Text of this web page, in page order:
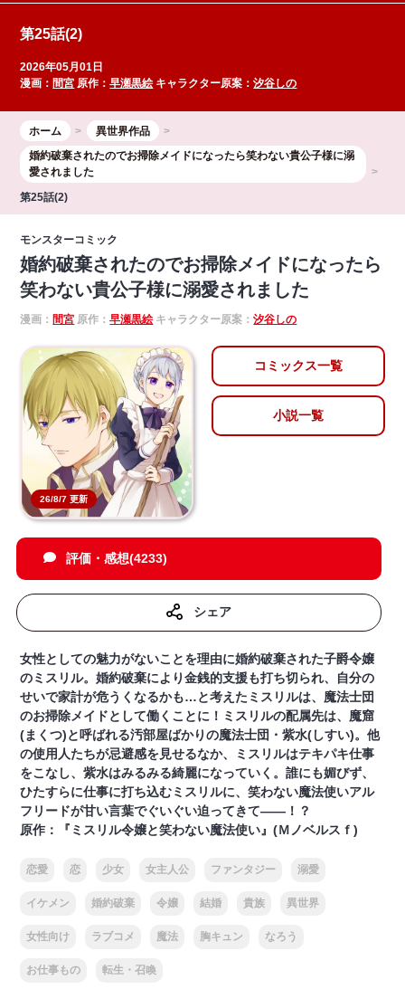
第25話(2)
2026年05月01日
漫画： 間宮 原作：早瀬黒絵キャラクター原案：汐谷しの
ホーム
異世界作品
婚約破棄されたのでお掃除メイドになったら笑わない貴公子様に溺
愛されました
第25話(2)
モンスターコミック
婚約破棄されたのでお掃除メイドになったら
笑わない貴公子様に溺愛されました
漫画： 間宮 原作：早瀬黒絵キャラクター原案：汐谷しの
26/8/7 更新
コミックス一覧
小説一覧
評価・感想(4233)
シェア
女性としての魅力がないことを理由に婚約破棄された子爵令嬢
のミスリル。婚約破棄により金銭的支援も打ち切られ、自分の
せいで家計が危うくなるかも…と考えたミスリルは、魔法士団
のお掃除メイドとして働くことに！ミスリルの配属先は、魔窟
(まくつ)と呼ばれる汚部屋ばかりの魔法士団・紫水(しすい)。他
の使用人たちが忌避感を見せるなか、ミスリルはテキパキ仕事
をこなし、紫水はみるみる綺麗になっていく。誰にも媚びず、
ひたすらに仕事に打ち込むミスリルに、笑わない魔法使いアル
フリードが甘い言葉でぐいぐい迫ってきて――！？
原作：『ミスリル令嬢と笑わない魔法使い』(Ｍノベルスｆ)
恋愛 恋 少女 女主人公 ファンタジー 溺愛
イケメン 婚約破棄 令嬢 結婚 貴族 異世界
女性向け ラブコメ 魔法 胸キュン なろう
お仕事もの 転生・召喚